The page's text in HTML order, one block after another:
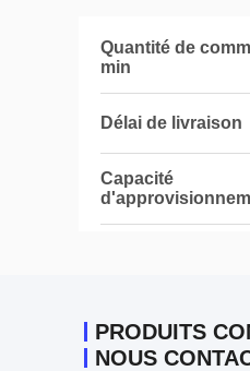
Quantité de
min
Délai de livraison
Capacité
PRODUITS
NOUS